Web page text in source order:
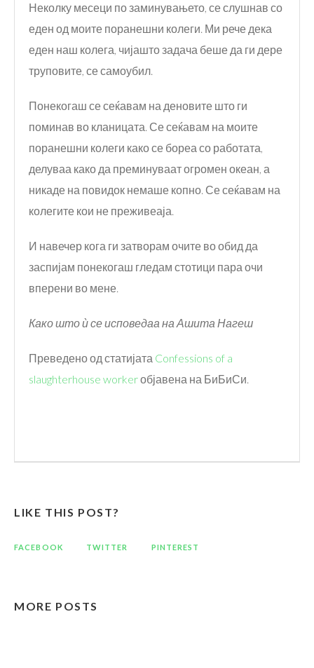
Неколку месеци по заминувањето, се слушнав со
еден од моите поранешни колеги. Ми рече дека
еден наш колега, чијашто задача беше да ги дере
труповите, се самоубил.
Понекогаш се сеќавам на деновите што ги
поминав во кланицата. Се сеќавам на моите
поранешни колеги како се бореа со работата,
делуваа како да преминуваат огромен океан, а
никаде на повидок немаше копно. Се сеќавам на
колегите кои не преживеаја.
И навечер кога ги затворам очите во обид да
заспијам понекогаш гледам стотици пара очи
вперени во мене.
Како што ѝ се исповедаа на Ашита Нагеш
Преведено од статијата Confessions of a
slaughterhouse workerобјавена на БиБиСи.
LIKE THIS POST?
FACEBOOK TWITTER PINTEREST
MORE POSTS